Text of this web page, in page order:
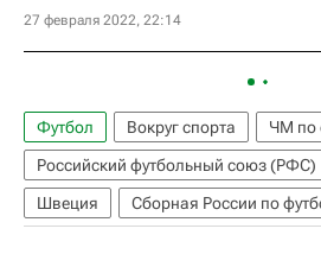
27 февраля 2022, 22:14
Футбол Вокруг спорта
ЧМ по
Российский футбольный союз (РФС)
Швеция
Сборная России по